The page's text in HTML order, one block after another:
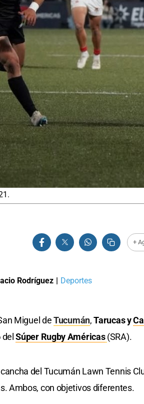
+
Rodríguez | Deportes
Miguel deTucumán,Tarucas y
delSúper Rugby Américas (SRA).
del Tucumán Lawn Tennis
Ambos, con objetivos diferentes.